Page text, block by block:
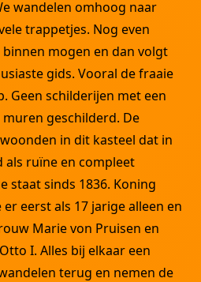
wandelen omhoog naar
trappetjes. Nog even
mogen en dan volgt
gids. Vooral de fraaie
Geen schilderijen met een
geschilderd. De
in dit kasteel dat in
als ruïne en compleet
staat sinds 1836. Koning
eerst als 17 jarige alleen en
Marie von Pruisen en
I. Alles bij elkaar een
terug en nemen de